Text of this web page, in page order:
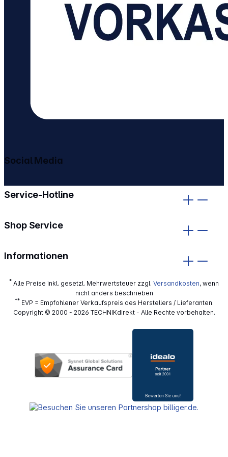
Service-Hotline
Shop Service
Informationen
Social Media
* Alle Preise inkl. gesetzl. Mehrwertsteuer zzgl. Versandkosten, wenn
nicht anders beschrieben
**EVP = Empfohlener Verkaufspreis des Herstellers / Lieferanten.
Copyright © 2000 - 2026 TECHNIKdirekt - Alle Rechte vorbehalten.